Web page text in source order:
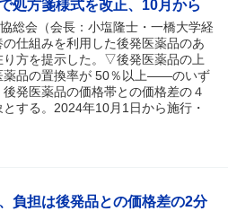
処方箋様式を改正、10月から
総会（会長：小塩隆士・一橋大学経
仕組みを利用した後発医薬品のあ
り方を提示した。▽後発医薬品の上
品の置換率が 50％以上――のいず
発医薬品の価格帯との価格差の４
する。2024年10月1日から施行・
負担は後発品との価格差の2分